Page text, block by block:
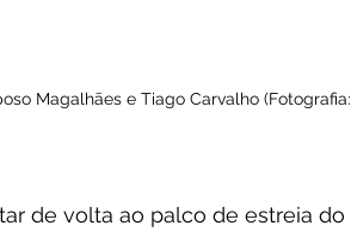
Magalhães e Tiago Carvalho
de volta ao palco de estreia